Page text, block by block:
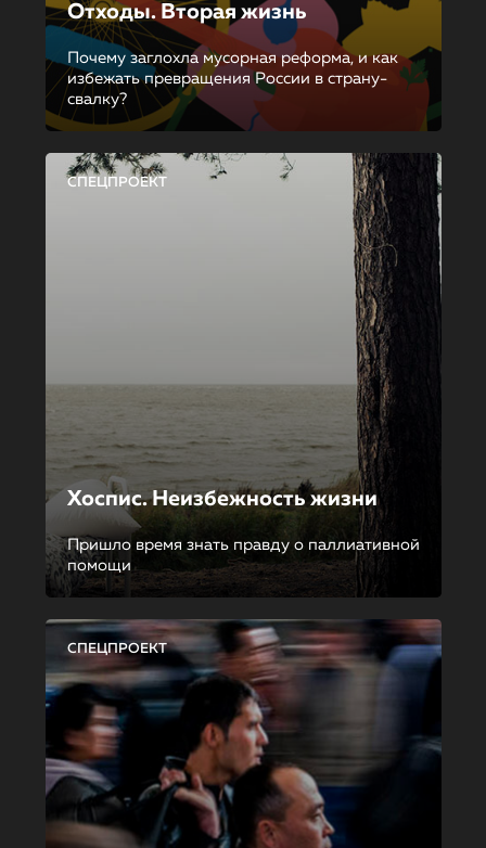
Отходы. Вторая жизнь
Почему заглохла мусорная реформа, и как
избежать превращения России в страну-
свалку?
СПЕЦПРОЕКТ
Хоспис. Неизбежность жизни
Пришло время знать правду о паллиативной
помощи
СПЕЦПРОЕКТ